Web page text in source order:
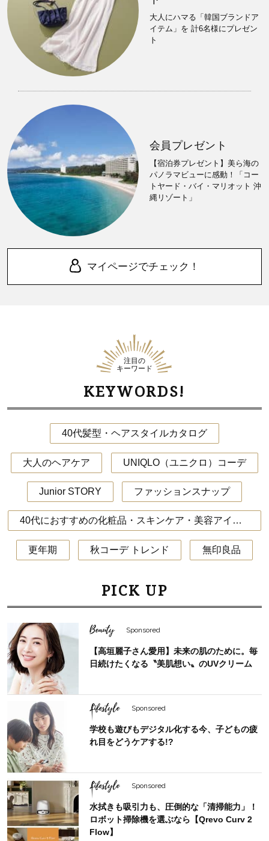
大人にハマる「韓国ブランドア
イテム」を 計6名様にプレゼン
ト
会員プレゼント
【宿泊券プレゼント】美ら海の
パノラマビューに感動！「コー
トヤード・バイ・マリオット 沖
縄リゾート」
マイページでチェック！
注目の
キーワード
KEYWORDS!
40代髪型・ヘアスタイルカタログ
大人のヘアケア UNIQLO（ユニクロ）コーデ
Junior STORY ファッションスナップ
40代におすすめの化粧品・スキンケア・美容アイテム
更年期 秋コーデ トレンド 無印良品
PICK UP
Beauty Sponsored
【高垣麗子さん愛用】未来の肌のために。毎
日続けたくなる〝美肌想い〟のUVクリーム
Lifestyle Sponsored
学校も遊びもデジタル化する今、子どもの疲
れ目をどうケアする!?
Lifestyle Sponsored
水拭きも吸引力も、圧倒的な「清掃能力」！
ロボット掃除機を選ぶなら【Qrevo Curv 2
Flow】